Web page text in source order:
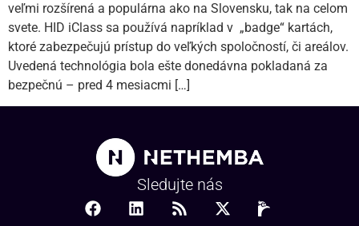
veľmi rozšírená a populárna ako na Slovensku, tak na celom
svete. HID iClass sa používá napríklad v „badge“ kartách,
ktoré zabezpečujú prístup do veľkých spoločností, či areálov.
Uvedená technológia bola ešte donedávna pokladaná za
bezpečnú – pred 4 mesiacmi […]
Sledujte nás